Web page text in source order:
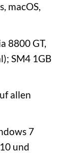
macOS,
8800 GT,
SM4 1GB
allen
7
und